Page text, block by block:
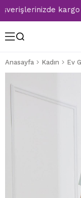
Anasayfa Kadın Ev